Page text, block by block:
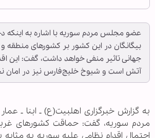
عضو مجلس مردم سوریه با اشاره به اینکه
بیگانگان در این کشور بر کشورهای منطقه
جهانی تاثیر منفی خواهد داشت، گفت: این
آتش است و شیوخ خلیج‌فارس نیز در امان
به گزارش خبرگزاری اهل‏بیت(ع) ـ ابنا ـ
مردم سوریه، گفت: حماقت کشورهای